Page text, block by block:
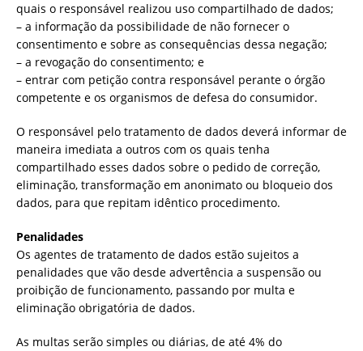
quais o responsável realizou uso compartilhado de dados;
– a informação da possibilidade de não fornecer o
consentimento e sobre as consequências dessa negação;
– a revogação do consentimento; e
– entrar com petição contra responsável perante o órgão
competente e os organismos de defesa do consumidor.
O responsável pelo tratamento de dados deverá informar de
maneira imediata a outros com os quais tenha
compartilhado esses dados sobre o pedido de correção,
eliminação, transformação em anonimato ou bloqueio dos
dados, para que repitam idêntico procedimento.
Penalidades
Os agentes de tratamento de dados estão sujeitos a
penalidades que vão desde advertência a suspensão ou
proibição de funcionamento, passando por multa e
eliminação obrigatória de dados.
As multas serão simples ou diárias, de até 4% do